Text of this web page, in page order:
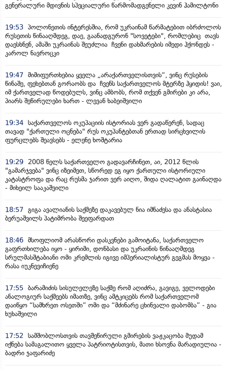
გენერალური მდივნის სპეციალური წარმომადგენელი კევინ ჰამილტონი
19:53 პოლონეთის ინტერესშია, რომ უკრაინამ წარმატებით იბრძოლოს
რუსეთის წინააღმდეგ, დაე, გაანადგურონ "სოვეტები", რომლებიც თავს
დაესხნენ, ამაში უკრაინას შეუძლია ჩვენი დახმარების იმედი ჰქონდეს -
კაროლ ნავროცკი
19:47 მიმიფურთხებია ყველა „არაქართველისთვის“, ვინც რუსების
წინაშე, ფეხებთან გორაობს და ჩვენს საქართველოს მტერზე ჰყიდის! ვაი,
იმ ქართველად წოდებულს, ვინც ამბობს, რომ თქვენ გმირები კი არა,
პიარს შეწირულები ხართ - ლევან ხაბეიშვილი
19:34 საქართველოს ოკუპაციის ისტორიას ვერ გადაწერენ, სადაც
თავად "ქართული ოცნება" რუს ოკუპანტებთან ერთად სირცხვილის
ფურცლებს შეავსებს - ელენე ხოშტარია
19:29
2008 წელს საქართველო გადავარჩინეთ, აი, 2012 წლის
"გამარჯვება" ვინც იზეიმეთ, სწორედ ეგ იყო ქართული ისტორიული
კატასტროფა და რაც რუსმა ჯარით ვერ აიღო, შიდა ღალატით გაინაღდა
- მიხეილ სააკაშვილი
18:57 გიგა ავალიანის საქმეზე დაკავებულ ნია იმნაძესა და ანასტასია
ბერუაშვილს პატიმრობა შეეფარდათ
18:46 მსოფლიომ არასწორი დასკვნები გამოიტანა, საქართველო
გაფრთხილება იყო - ყირიმი, დონბასი და უკრაინის წინააღმდეგ
სრულმასშტაბიანი ომი კრემლის იგივე იმპერიალისტურ გეგმას მოყვა -
რასა იუკნევიჩიენე
17:55 ბარამიძის სისულელეზე საქმე რომ აღიძრა, გავიგე, ველოდები
ანალოგიურ საქმეებს იმათზე, ვინც ამტკიცებს რომ საქართველომ
დაიწყო “სამხრეთ ოსეთში” ომი და “მძინარე ცხინვალი დაბომბა” - გია
ხუხაშვილი
17:52
სამშობლოსთვის თავშეწირული გმირების ვაჟკაცობა მუდამ
იქნება სამაგალითო ყველა პატრიოტისთვის, მათი ხსოვნა მარადიულია -
ბადრი ჯაფარიძე